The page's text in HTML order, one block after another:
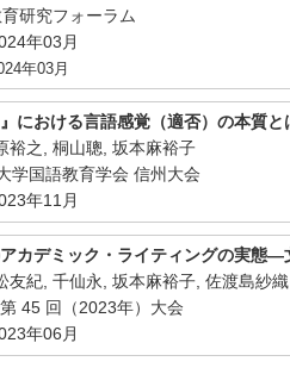
研究フォーラム
年03月
年03月
』における言語感覚（適否）の本質
裕之, 桐山聰, 坂本麻裕子
学国語教育学会 信州大会
年11月
アカデミック・ライティングの実態
友紀, 千仙永, 坂本麻裕子, 佐渡島紗織
45 回（2023年）大会
年06月